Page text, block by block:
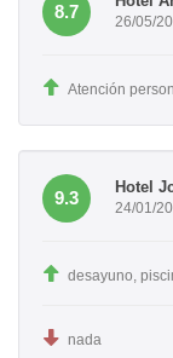
8.7 26/05/
Atención
9.3
Hotel
24/01/
desayuno,
nada